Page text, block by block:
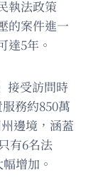
執法政策
的案件進一
達5年。
接受訪問時
務約850萬
邊境，涵蓋
有6名法
增加。